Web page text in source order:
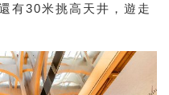
有30米挑高天井，遊走